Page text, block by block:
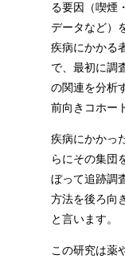
る要因（喫煙
データなど）
疾病にかかる
で、最初に調
の関連を分析
前向きコホー
疾病にかかっ
らにその集団
ぼって追跡調
方法を後ろ向
と言います。
この研究は薬